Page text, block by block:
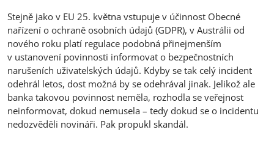
Stejně jako v EU 25. května vstupuje v účinnost Obecné
nařízení o ochraně osobních údajů (GDPR), v Austrálii od
nového roku platí regulace podobná přinejmenším
v ustanovení povinnosti informovat o bezpečnostních
narušeních uživatelských údajů. Kdyby se tak celý incident
odehrál letos, dost možná by se odehrával jinak. Jelikož ale
banka takovou povinnost neměla, rozhodla se veřejnost
neinformovat, dokud nemusela – tedy dokud se o incidentu
nedozvěděli novináři. Pak propukl skandál.